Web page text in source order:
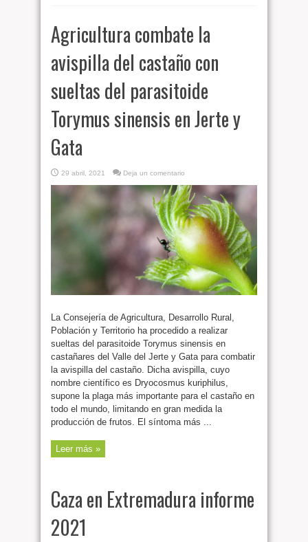
Agricultura combate la
avispilla del castaño con
sueltas del parasitoide
Torymus sinensis en Jerte y
Gata
29 abril, 2021 Deja un comentario
La Consejería de Agricultura, Desarrollo Rural,
Población y Territorio ha procedido a realizar
sueltas del parasitoide Torymus sinensis en
castañares del Valle del Jerte y Gata para combatir
la avispilla del castaño. Dicha avispilla, cuyo
nombre científico es Dryocosmus kuriphilus,
supone la plaga más importante para el castaño en
todo el mundo, limitando en gran medida la
producción de frutos. El síntoma más ...
Leer más »
Caza en Extremadura informe
2021